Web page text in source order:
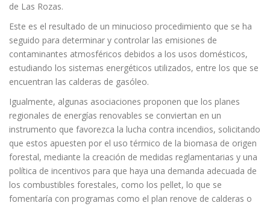
de Las Rozas.
Este es el resultado de un minucioso procedimiento que se ha
seguido para determinar y controlar las emisiones de
contaminantes atmosféricos debidos a los usos domésticos,
estudiando los sistemas energéticos utilizados, entre los que se
encuentran las calderas de gasóleo.
Igualmente, algunas asociaciones proponen que los planes
regionales de energías renovables se conviertan en un
instrumento que favorezca la lucha contra incendios, solicitando
que estos apuesten por el uso térmico de la biomasa de origen
forestal, mediante la creación de medidas reglamentarias y una
política de incentivos para que haya una demanda adecuada de
los combustibles forestales, como los pellet, lo que se
fomentaría con programas como el plan renove de calderas o